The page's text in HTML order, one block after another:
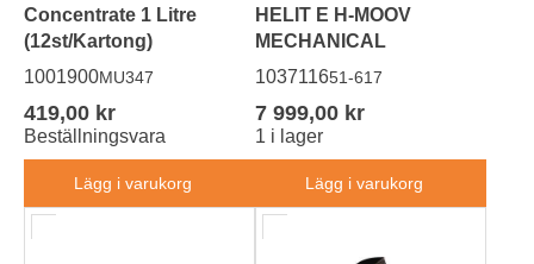
Concentrate 1 Litre
(12st/Kartong)
1001900MU347
419,00 kr
Beställningsvara
Lägg i varukorg
HELIT E H-MOOV
MECHANICAL
103711651-617
7 999,00 kr
1 i lager
Lägg i varukorg